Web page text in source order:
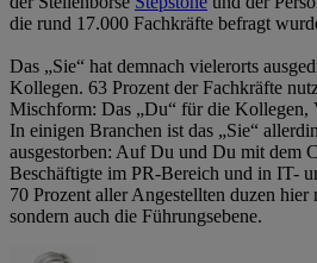
die rund 17.000 Fachkräfte befragt
Das „Sie“ hat demnach vielerorts
Kollegen. 63 Prozent der Fachkräfte
Mischform: Das „Du“ für die Kollegen,
In einigen Branchen ist das „Sie“
ausgestorben: Auf Du und Du mit dem
Beschäftigte im PR-Bereich und in IT-
70 Prozent aller Angestellten duzen
sondern auch die Führungsebene.